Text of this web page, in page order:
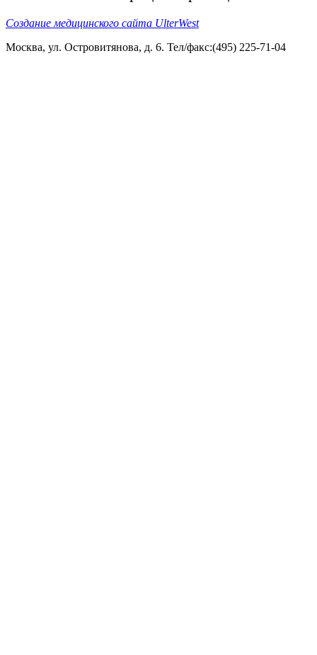
Создание медицинского сайта UlterWest
Москва, ул. Островитянова, д. 6. Тел/факс:(495) 225-71-04